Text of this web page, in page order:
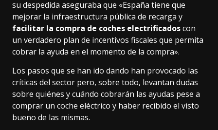
su despedida aseguraba que «España tiene que
mejorar la infraestructura pública de recarga y
facilitar la compra de coches electrificadoscon
un verdadero plan de incentivos fiscales que permita
cobrar la ayuda en el momento de la compra».
Los pasos que se han ido dando han provocado las
críticas del sector pero, sobre todo, levantan dudas
sobre quiénes y cuándo cobrarán las ayudas pese a
comprar un coche eléctrico y haber recibido el visto
bueno de las mismas.